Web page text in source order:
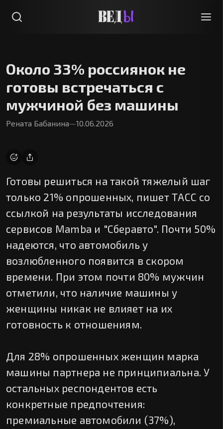
Около 33% россиянок не
готовы встречаться с
мужчиной без машины
Рената Бабанина—10.06.2026
Готовы решиться на такой тяжелый шаг
только 21% опрошенных, пишет ТАСС со
ссылкой на результаты исследования
сервисов Mamba и "Сберавто". Почти 50%
надеются, что автомобиль у
возлюбленного появится в скором
времени. При этом почти 80% мужчин
отметили, что наличие машины у
женщины никак не влияет на их
готовность к отношениям.
Для 28% опрошенных женщин марка
машины партнера не принципиальна. У
остальных респондентов есть
конкретные предпочтения:
премиальные автомобили (37%),